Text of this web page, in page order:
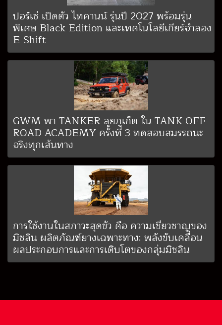
ปอร์เช่ เปิดตัว ไทคานน์ รุ่นปี 2027 พร้อมรุ่น
พิเศษ Black Edition และเทคโนโลยีเกียร์จำลอง
E-Shift
GWM พา TANKER ลุยภูเก็ต ใน TANK OFF-
ROAD ACADEMY ครั้งที่ 3 ทดสอบสมรรถนะ
จริงทุกเส้นทาง
การใช้งานในสภาวะสุดขั้ว คือ ความเชี่ยวชาญของ
มิชลิน ผลิตภัณฑ์ยางเฉพาะทาง: พลังขับเคลื่อน
ผลประกอบการและการเติบโตของกลุ่มมิชลิน